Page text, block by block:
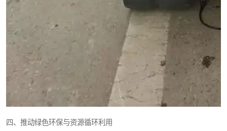
四、推动绿色环保与资源循环利用